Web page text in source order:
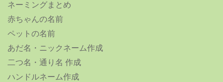
ネーミングまとめ
赤ちゃんの名前
ペットの名前
あだ名・ニックネーム作成
二つ名・通り名 作成
ハンドルネーム作成